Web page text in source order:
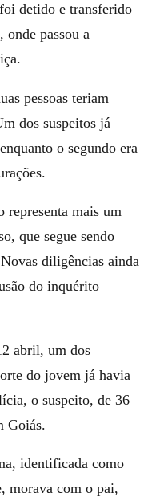
detido e transferido
onde passou a
pessoas teriam
dos suspeitos já
o segundo era
representa mais um
que segue sendo
diligências ainda
do inquérito
abril, um dos
do jovem já havia
o suspeito, de 36
Goiás.
identificada como
morava com o pai,